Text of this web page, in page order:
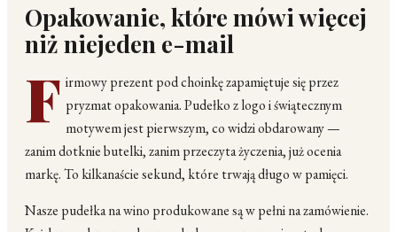
Opakowanie, które mówi więcej
niż niejeden e-mail
F irmowy prezent pod choinkę zapamiętuje się przez
pryzmat opakowania. Pudełko z logo i świątecznym
motywem jest pierwszym, co widzi obdarowany —
zanim dotknie butelki, zanim przeczyta życzenia, już ocenia
markę. To kilkanaście sekund, które trwają długo w pamięci.
Nasze pudełka na wino produkowane są w pełni na zamówienie.